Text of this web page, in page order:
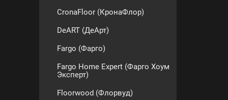
CronaFloor (КронаФлор)
DeART (ДеАрт)
Fargo (Фарго)
Fargo Home Expert (Фарго Хоум
Эксперт)
Floorwood (Флорвуд)